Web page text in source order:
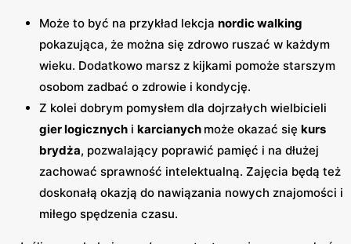
Może to być na przykład lekcja nordic walking
pokazująca, że można się zdrowo ruszać w każdym
wieku. Dodatkowo marsz z kijkami pomoże starszym
osobom zadbać o zdrowie i kondycję.
Z kolei dobrym pomysłem dla dojrzałych wielbicieli
gier logicznych i karcianych może okazać się kurs
brydża, pozwalający poprawić pamięć i na dłużej
zachować sprawność intelektualną. Zajęcia będą też
doskonałą okazją do nawiązania nowych znajomości i
miłego spędzenia czasu.